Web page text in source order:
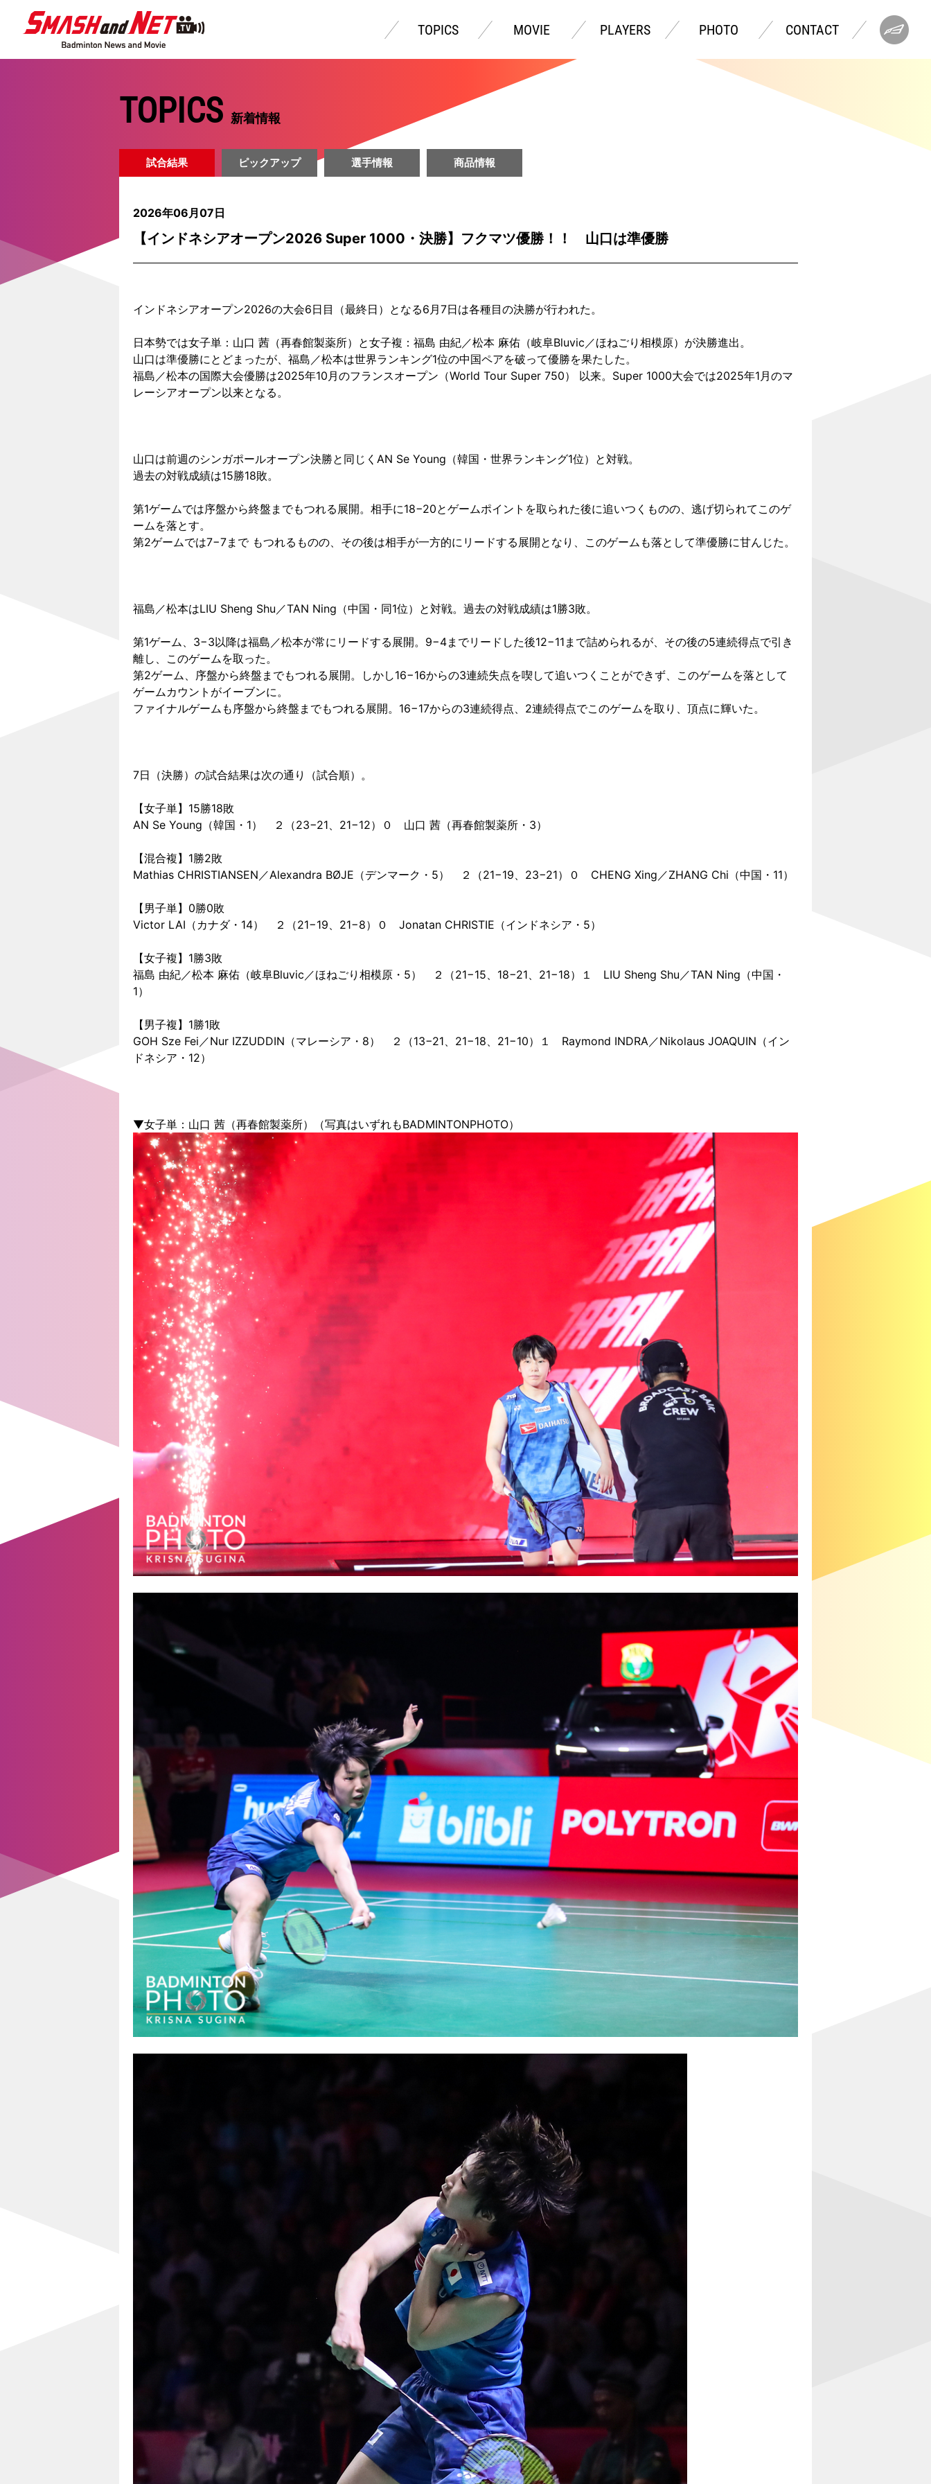
TOPICS MOVIE PLAYERS PHOTO CONTACT
TOPICS 新着情報
試合結果 ピックアップ 選手情報 商品情報
2026年06月07日
【インドネシアオープン2026 Super 1000・決勝】フクマツ優勝！！ 山口は準優勝
インドネシアオープン2026の大会6日目（最終日）となる6月7日は各種目の決勝が行われた。
日本勢では女子単：山口 茜（再春館製薬所）と女子複：福島 由紀／松本 麻佑（岐阜Bluvic／ほねごり相模原）が決勝進出。
山口は準優勝にとどまったが、福島／松本は世界ランキング1位の中国ペアを破って優勝を果たした。
福島／松本の国際大会優勝は2025年10月のフランスオープン（World Tour Super 750） 以来。Super 1000大会では2025年1月のマ
レーシアオープン以来となる。
山口は前週のシンガポールオープン決勝と同じくAN Se Young（韓国・世界ランキング1位）と対戦。
過去の対戦成績は15勝18敗。
第1ゲームでは序盤から終盤までもつれる展開。相手に18−20とゲームポイントを取られた後に追いつくものの、逃げ切られてこのゲ
ームを落とす。
第2ゲームでは7−7まで もつれるものの、その後は相手が一方的にリードする展開となり、このゲームも落として準優勝に甘んじた。
福島／松本はLIU Sheng Shu／TAN Ning（中国・同1位）と対戦。過去の対戦成績は1勝3敗。
第1ゲーム、3−3以降は福島／松本が常にリードする展開。9−4までリードした後12−11まで詰められるが、その後の5連続得点で引き
離し、このゲームを取った。
第2ゲーム、序盤から終盤までもつれる展開。しかし16−16からの3連続失点を喫して追いつくことができず、このゲームを落として
ゲームカウントがイーブンに。
ファイナルゲームも序盤から終盤までもつれる展開。16−17からの3連続得点、2連続得点でこのゲームを取り、頂点に輝いた。
7日（決勝）の試合結果は次の通り（試合順）。
【女子単】15勝18敗
AN Se Young（韓国・1） ２（23−21、21−12）０ 山口 茜（再春館製薬所・3）
【混合複】1勝2敗
Mathias CHRISTIANSEN／Alexandra BØJE（デンマーク・5） ２（21−19、23−21）０ CHENG Xing／ZHANG Chi（中国・11）
【男子単】0勝0敗
Victor LAI（カナダ・14） ２（21−19、21−8）０ Jonatan CHRISTIE（インドネシア・5）
【女子複】1勝3敗
福島 由紀／松本 麻佑（岐阜Bluvic／ほねごり相模原・5） ２（21−15、18−21、21−18）１ LIU Sheng Shu／TAN Ning（中国・
1）
【男子複】1勝1敗
GOH Sze Fei／Nur IZZUDDIN（マレーシア・8） ２（13−21、21−18、21−10）１ Raymond INDRA／Nikolaus JOAQUIN（イン
ドネシア・12）
▼女子単：山口 茜（再春館製薬所）（写真はいずれもBADMINTONPHOTO）